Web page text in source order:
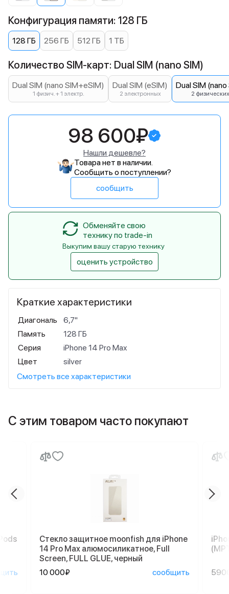
Краткие характеристики
Диагональ
6,7"
Память
128 ГБ
Серия
iPhone 14 Pro Max
Цвет
silver
Смотреть все характеристики
Конфигурация памяти: 128 ГБ
128 ГБ 256 ГБ 512 ГБ 1 ТБ
Количество SIM-карт: Dual SIM (nano SIM)
Dual SIM (nano SIM+eSIM)
1 физич. + 1 электр.
Dual SIM (eSIM)
2 электронных
Dual SIM
2 физических
98 600₽
Нашли дешевле?
Товара нет в наличии.
Сообщить о поступлении?
сообщить
Обменяйте свою
технику по trade-in
Выкупим вашу старую технику
оценить устройство
С этим товаром часто покупают
Стекло защитное moonfish для iPhone
14 Pro Max алюмосиликатное, Full
Screen, FULL GLUE, черный
10 000₽
сообщить